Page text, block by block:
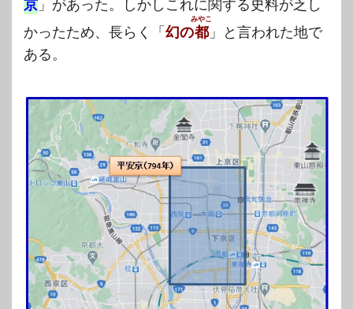
京 」があった。しかしこれに関する史料が乏し
かったため、長らく「幻の都
みやこ
」と言われた地で
ある。